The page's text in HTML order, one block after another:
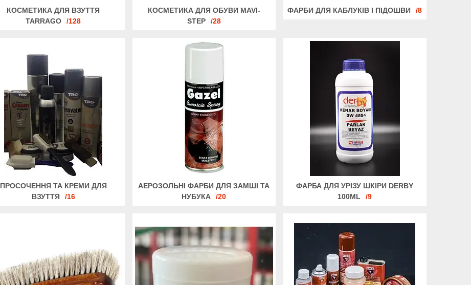
КОСМЕТИКА ДЛЯ ВЗУТТЯ
TARRAGO
128
КОСМЕТИКА ДЛЯ ОБУВИ MAVI-
STEP
28
ФАРБИ ДЛЯ КАБЛУКІВ І ПІДОШВИ 8
ПРОСОЧЕННЯ ТА КРЕМИ ДЛЯ
ВЗУТТЯ
16
АЕРОЗОЛЬНІ ФАРБИ ДЛЯ ЗАМШІ ТА
НУБУКА
20
ФАРБА ДЛЯ УРІЗУ ШКІРИ DERBY
100ML
9